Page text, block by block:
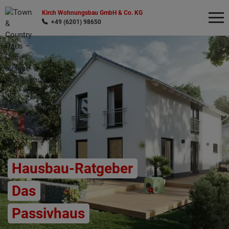
Kirch Wohnungsbau GmbH & Co. KG
+49 (6201) 98650
Hausbau-Ratgeber
Das
Passivhaus
Wonach möchten Sie suchen?